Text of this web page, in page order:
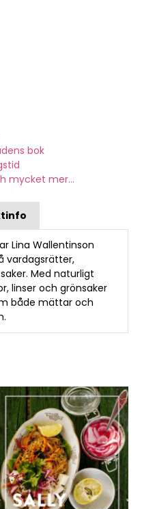
bok
mycket mer...
Lina Wallentinson
vardagsrätter,
Med naturligt
linser och grönsaker
både mättar och